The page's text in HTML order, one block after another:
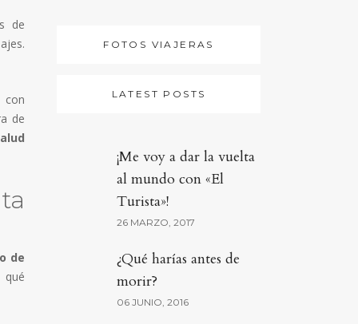
de
con
de
de
qué
FOTOS VIAJERAS
LATEST POSTS
¡Me voy a dar la vuelta
al mundo con «El
Turista»!
26 MARZO, 2017
¿Qué harías antes de
morir?
06 JUNIO, 2016